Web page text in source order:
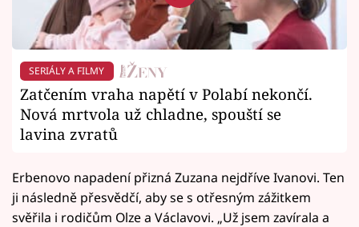
SERIÁLY A FILMY
Zatčením vraha napětí v Polabí nekončí.
Nová mrtvola už chladne, spouští se
lavina zvratů
Erbenovo napadení přizná Zuzana nejdříve Ivanovi. Ten
ji následně přesvědčí, aby se s otřesným zážitkem
svěřila i rodičům Olze a Václavovi. „Už jsem zavírala a